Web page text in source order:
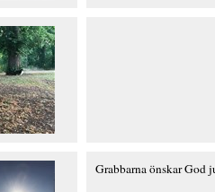
Grabbarna önskar God